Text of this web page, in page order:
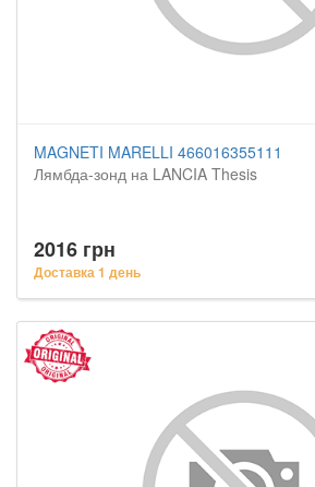
MAGNETI MARELLI 466016355111
Лямбда-зонд на LANCIA Thesis
2016 грн
Доставка 1 день